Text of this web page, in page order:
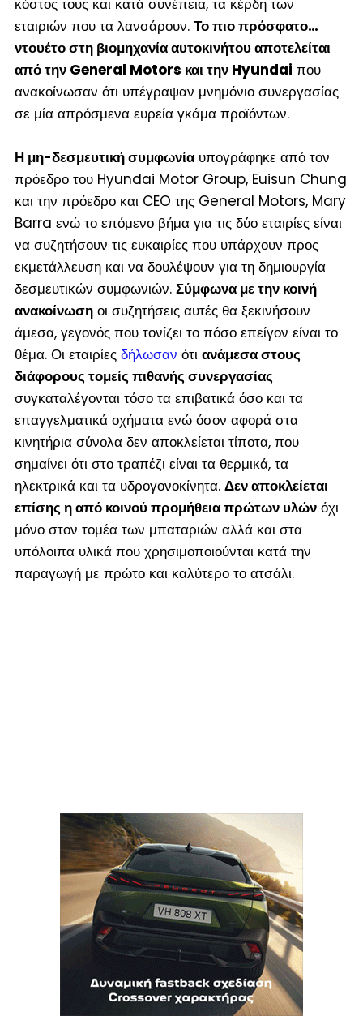
κόστος τους και κατά συνέπεια, τα κέρδη των
εταιριών που τα λανσάρουν. Το πιο πρόσφατο…
ντουέτο στη βιομηχανία αυτοκινήτου αποτελείται
από την General Motors και την Hyundai που
ανακοίνωσαν ότι υπέγραψαν μνημόνιο συνεργασίας
σε μία απρόσμενα ευρεία γκάμα προϊόντων.
Η μη-δεσμευτική συμφωνίαυπογράφηκε από τον
πρόεδρο του Hyundai Motor Group, Euisun Chung
και την πρόεδρο και CEO της General Motors, Mary
Barra ενώ το επόμενο βήμα για τις δύο εταιρίες είναι
να συζητήσουν τις ευκαιρίες που υπάρχουν προς
εκμετάλλευση και να δουλέψουν για τη δημιουργία
δεσμευτικών συμφωνιών. Σύμφωνα με την κοινή
ανακοίνωσηοι συζητήσεις αυτές θα ξεκινήσουν
άμεσα, γεγονός που τονίζει το πόσο επείγον είναι το
θέμα. Οι εταιρίες δήλωσαν ότι ανάμεσα στους
διάφορους τομείς πιθανής συνεργασίας
συγκαταλέγονται τόσο τα επιβατικά όσο και τα
επαγγελματικά οχήματα ενώ όσον αφορά στα
κινητήρια σύνολα δεν αποκλείεται τίποτα, που
σημαίνει ότι στο τραπέζι είναι τα θερμικά, τα
ηλεκτρικά και τα υδρογονοκίνητα. Δεν αποκλείεται
επίσης η από κοινού προμήθεια πρώτων υλώνόχι
μόνο στον τομέα των μπαταριών αλλά και στα
υπόλοιπα υλικά που χρησιμοποιούνται κατά την
παραγωγή με πρώτο και καλύτερο το ατσάλι.